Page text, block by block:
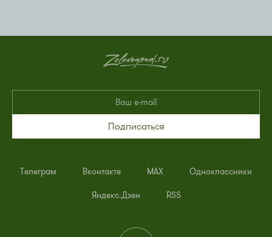
Подписаться
Телеграм Вконтакте MAX Одноклассники
Яндекс.Дзен RSS